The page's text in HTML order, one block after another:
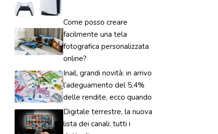
Come posso creare
facilmente una tela
fotografica personalizzata
online?
Inail, grandi novità: in arrivo
l’adeguamento del 5,4%
delle rendite, ecco quando
Digitale terrestre, la nuova
lista dei canali: tutti i